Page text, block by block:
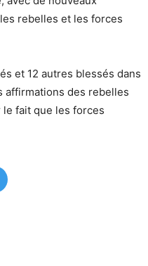
rebelles et les forces
et 12 autres blessés dans
affirmations des rebelles
fait que les forces